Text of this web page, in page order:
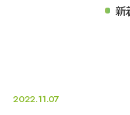
お客様の声
新
2022.11.07